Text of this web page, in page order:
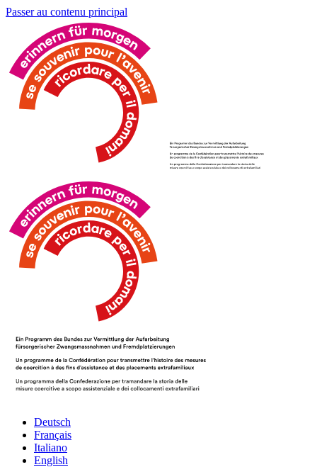
Passer au contenu principal
Deutsch
Français
Italiano
English